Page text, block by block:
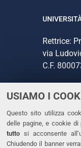
USIAMO I
Questo sito utilizza
delle pagine, e cookie di
tutto si acconsente
Chiudendo il banner
Rettrice:
via
C.F.
CONTATTI
Tel. +39
Fax. +39
PEC